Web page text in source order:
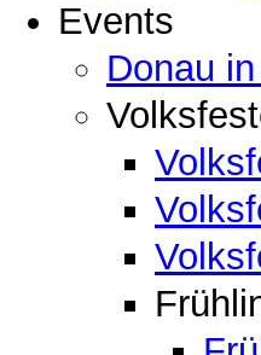
Events
Donau